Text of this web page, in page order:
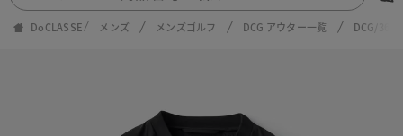
DoCLASSE メンズ メンズゴルフ DCG アウター一覧 DCG/